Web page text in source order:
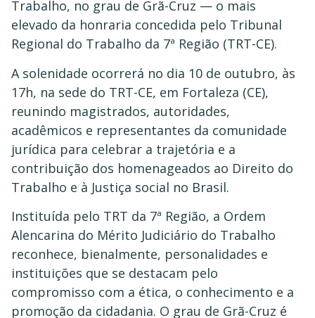
Trabalho, no grau de Grã-Cruz — o mais
elevado da honraria concedida pelo Tribunal
Regional do Trabalho da 7ª Região (TRT-CE).
A solenidade ocorrerá no dia 10 de outubro, às
17h, na sede do TRT-CE, em Fortaleza (CE),
reunindo magistrados, autoridades,
acadêmicos e representantes da comunidade
jurídica para celebrar a trajetória e a
contribuição dos homenageados ao Direito do
Trabalho e à Justiça social no Brasil.
Instituída pelo TRT da 7ª Região, a Ordem
Alencarina do Mérito Judiciário do Trabalho
reconhece, bienalmente, personalidades e
instituições que se destacam pelo
compromisso com a ética, o conhecimento e a
promoção da cidadania. O grau de Grã-Cruz é